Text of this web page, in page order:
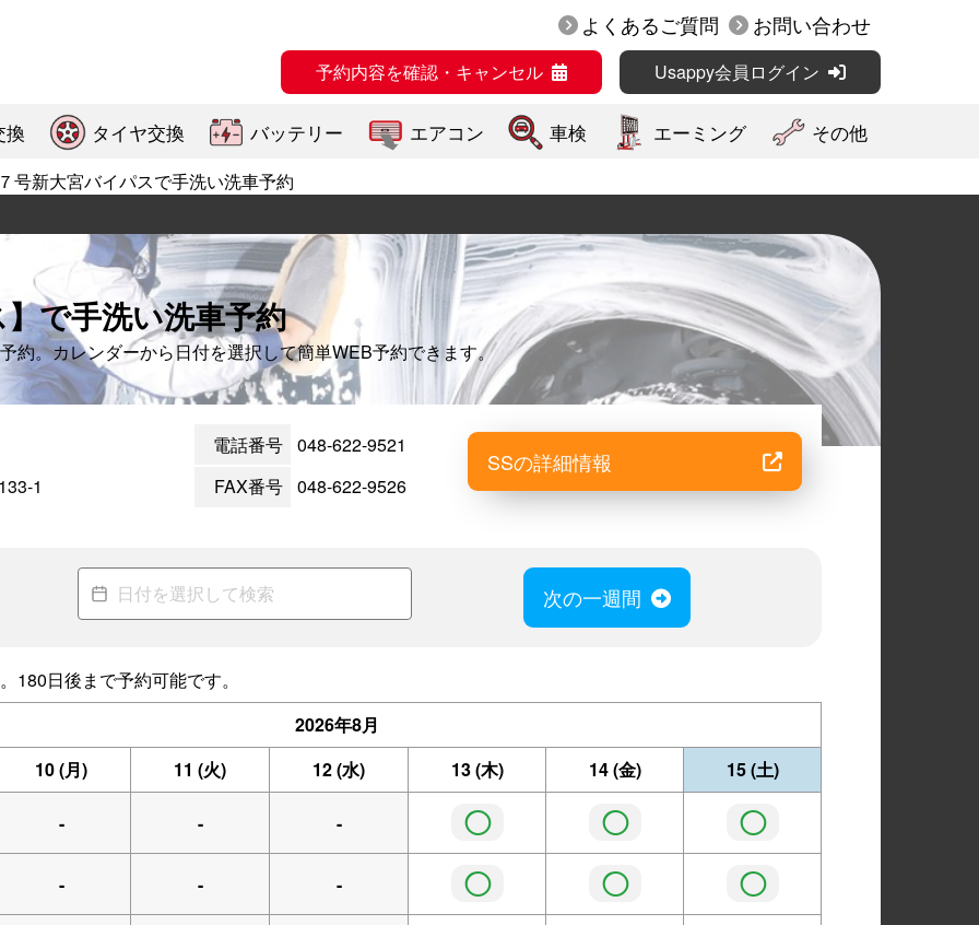
よくあるご質問 お問い合わせ
予約内容を確認・キャンセル Usappy会員ログイン
換 タイヤ交換 バッテリー エアコン 車検 エーミング その他
号新大宮バイパスで手洗い洗車予約
】で手洗い洗車予約
約。カレンダーから日付を選択して簡単WEB予約できます。
1
電話番号 048-622-9521
FAX番号 048-622-9526
SSの詳細情報
次の一週間
180日後まで予約可能です。
2026年8月
10(月) 11 (火) 12(水) 13(木) 14(金) 15(土)
- - - ◯ ◯ ◯
- - - ◯ ◯ ◯